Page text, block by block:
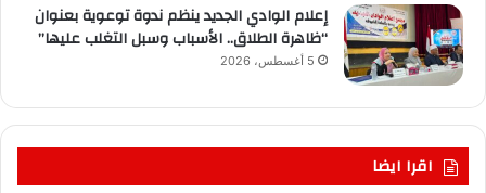
إعلام الوادي الجديد ينظم ندوة توعوية بعنوان
“ظاهرة الطلاق.. الأسباب وسبل التغلب عليها”
5 أغسطس، 2026
اقرا ايضا